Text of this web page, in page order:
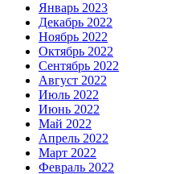
Январь 2023
Декабрь 2022
Ноябрь 2022
Октябрь 2022
Сентябрь 2022
Август 2022
Июль 2022
Июнь 2022
Май 2022
Апрель 2022
Март 2022
Февраль 2022